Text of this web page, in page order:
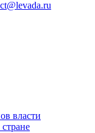
власти